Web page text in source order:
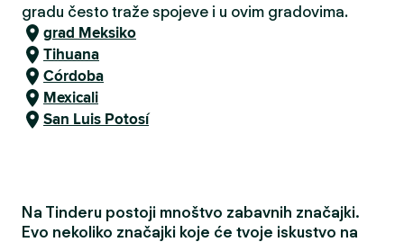
gradu često traže spojeve i u ovim gradovima.
grad Meksiko
Tihuana
Córdoba
Mexicali
San Luis Potosí
Na Tinderu postoji mnoštvo zabavnih značajki.
Evo nekoliko značajki koje će tvoje iskustvo na